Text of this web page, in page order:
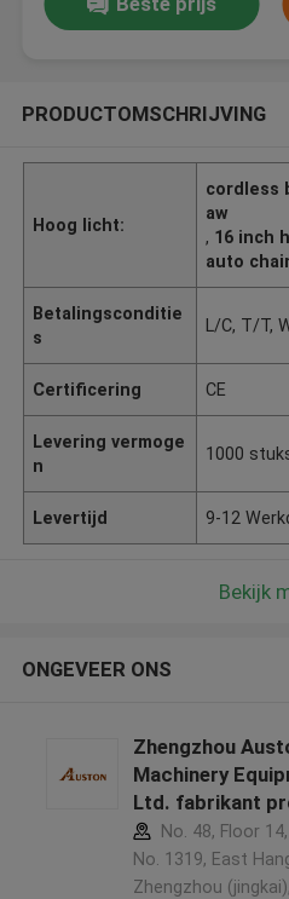
PRODUCTOMSCHRIJVING
Hoog licht:
cordless
aw
, 16 inch
auto
Betalingsconditie
s
L/C, T/T,
Certificering CE
Levering vermoge
n
1000
Levertijd 9-12
Bekijk
ONGEVEER ONS
Zhengzhou
Machinery
Ltd. fabrikant
No. 48, Floor
No. 1319, East
Zhengzhou